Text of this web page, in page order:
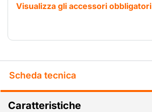
Visualizza gli accessori obbligatori
Scheda tecnica
Caratteristiche